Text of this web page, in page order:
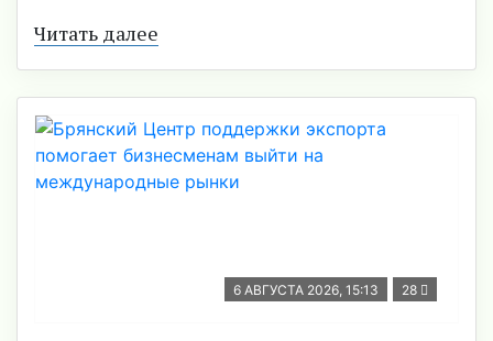
Читать далее
6 АВГУСТА 2026, 15:13 28